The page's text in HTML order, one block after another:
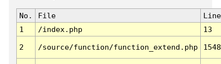
No. File
Line
1
/index.php 13
2 /source/function/function_extend.php 1548